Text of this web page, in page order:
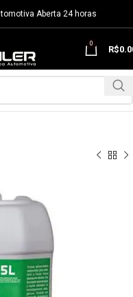
Aberta 24 horas
0
R$